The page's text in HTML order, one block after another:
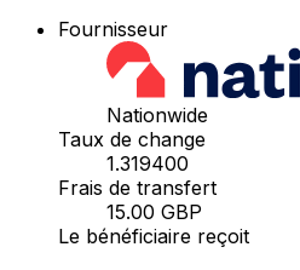
Fournisseur
Nationwide
Taux de change
1.319400
Frais de transfert
15.00 GBP
Le bénéficiaire reçoit